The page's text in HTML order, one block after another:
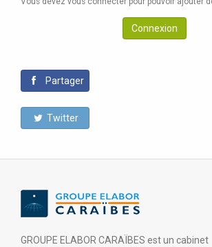
Connexion
Partager
Twitter
GROUPE ELABOR CARAÏBES est un cabinet